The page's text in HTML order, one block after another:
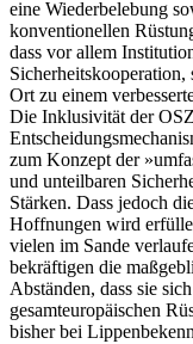
eine Wiederbelebung
konventionellen
dass vor allem
Ort zu einem
Die Inklusivität der
zum Konzept der
und unteilbaren
Stärken. Dass jedoch
Hoffnungen wird
vielen im Sande
bekräftigen die
Abständen, dass sie
gesamteuropäischen
bisher bei